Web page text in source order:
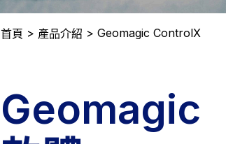
首頁 產品介紹 Geomagic ControlX
Geomagic